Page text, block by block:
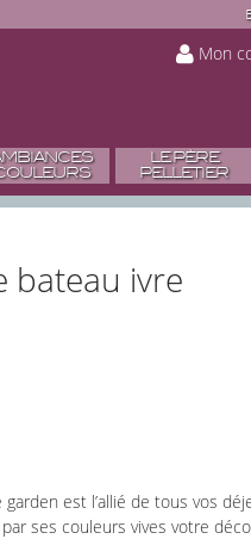
Mon
LE PÈRE
PELLETIER
bateau ivre
est l’allié de tous vos
ses couleurs vives votre